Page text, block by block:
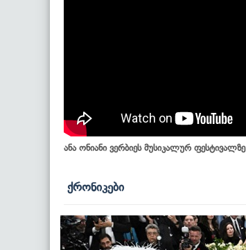
ანა ონიანი ვერბიეს მუსიკალურ ფესტივალზე
ქრონიკები